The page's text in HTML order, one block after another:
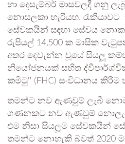
හා දෙසැම්බර් මාසවලදී ගනු
නොසලකා හැරියහ.
සේවකයින් සඳහා සේවය
රුපියල් 14,500 ක මාසික
අතර දෙවැන්න වූයේ සියලූ
නියෝජනයක් සහිත
කමිටු’’ (FHC) සංවිධානය කිරීම
තමන්ට නව ඇණවුම් ලැබී
ගණනකට නව ඇණවුම්
එම නිසා සියලූම සේවකයින්
තමන්ට නොහැකි බවත් 2020